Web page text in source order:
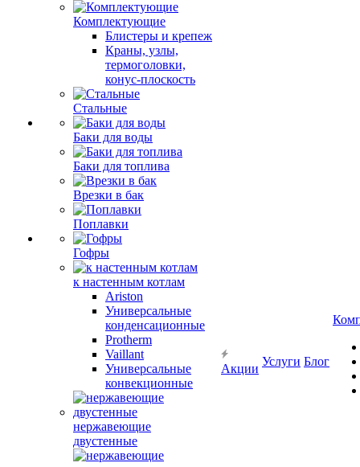
Комплектующие
Блистеры и крепеж
Краны, узлы,
термоголовки,
конус-плоскость
Стальные
Баки для воды
Баки для топлива
Врезки в бак
Поплавки
Гофры
к настенным котлам
Ariston
Универсальные
конденсационные
Protherm
Vaillant
Универсальные
конвекционные
нержавеющие
двустенные
Акции
Услуги Блог